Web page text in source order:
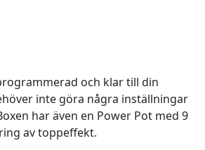
och klar till din
inte göra några inställningar
har även en Power Pot med 9
av toppeffekt.